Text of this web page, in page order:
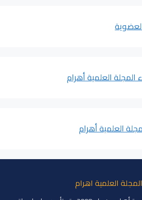
المجلة العلمية اهرام